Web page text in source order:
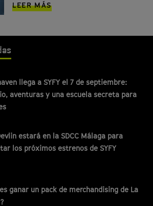
LEER MÁS
llega a SYFY el 7 de septiembre:
aventuras y una escuela secreta para
estará en la SDCC Málaga para
los próximos estrenos de SYFY
ganar un pack de merchandising de La